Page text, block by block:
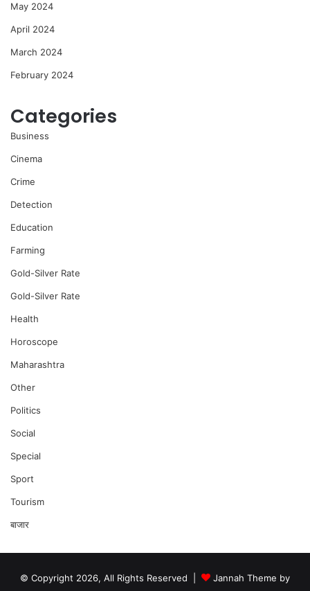
May 2024
April 2024
March 2024
February 2024
Categories
Business
Cinema
Crime
Detection
Education
Farming
Gold-Silver Rate
Gold-Silver Rate
Health
Horoscope
Maharashtra
Other
Politics
Social
Special
Sport
Tourism
बाजार
© Copyright 2026, All Rights Reserved | Jannah Theme by